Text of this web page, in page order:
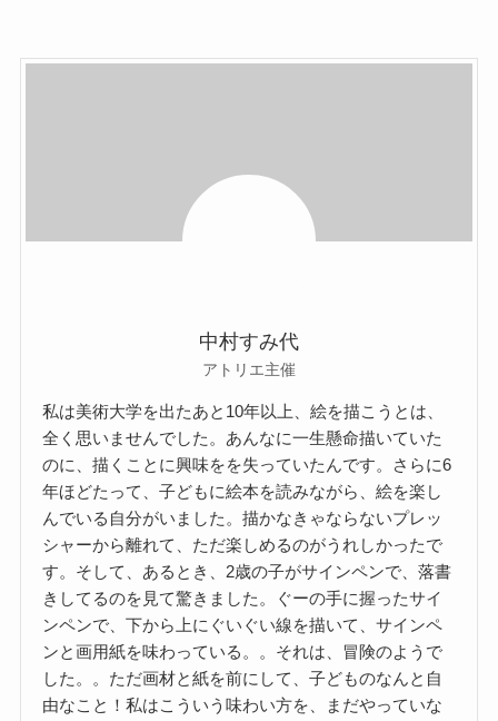
中村すみ代
アトリエ主催
私は美術大学を出たあと10年以上、絵を描こうとは、
全く思いませんでした。あんなに一生懸命描いていた
のに、描くことに興味をを失っていたんです。さらに6
年ほどたって、子どもに絵本を読みながら、絵を楽し
んでいる自分がいました。描かなきゃならないプレッ
シャーから離れて、ただ楽しめるのがうれしかったで
す。そして、あるとき、2歳の子がサインペンで、落書
きしてるのを見て驚きました。ぐーの手に握ったサイ
ンペンで、下から上にぐいぐい線を描いて、サインペ
ンと画用紙を味わっている。。それは、冒険のようで
した。。ただ画材と紙を前にして、子どものなんと自
由なこと！私はこういう味わい方を、まだやっていな